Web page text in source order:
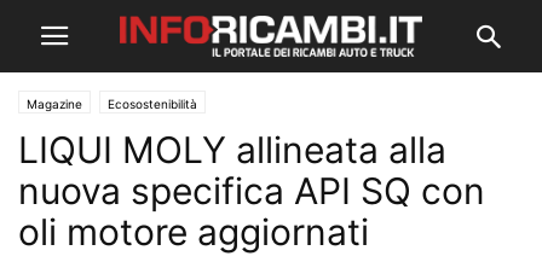
Magazine Ecosostenibilità
LIQUI MOLY allineata alla
nuova specifica API SQ con
oli motore aggiornati